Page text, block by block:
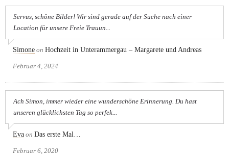
Servus, schöne Bilder! Wir sind gerade auf der Suche nach einer
Location für unsere Freie Trauun...
Simone on Hochzeit in Unterammergau – Margarete und Andreas
Februar 4, 2024
Ach Simon, immer wieder eine wunderschöne Erinnerung. Du hast
unseren glücklichsten Tag so perfek...
Eva on Das erste Mal…
Februar 6, 2020